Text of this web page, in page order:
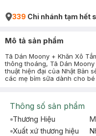
339 Chi nhánh tạm hết
Mô tả sản phẩm
Tã Dán Moony + Khăn Xô
thông thoáng, Tã Dán
thuật hiện đại của Nhật Bản
các mẹ bỉm sữa dành cho
Thông số sản phẩm
Thương Hiệu
Xuất xứ thương hiệu